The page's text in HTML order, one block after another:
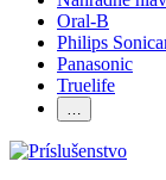
Oral-B
Philips
Panasonic
Truelife
…